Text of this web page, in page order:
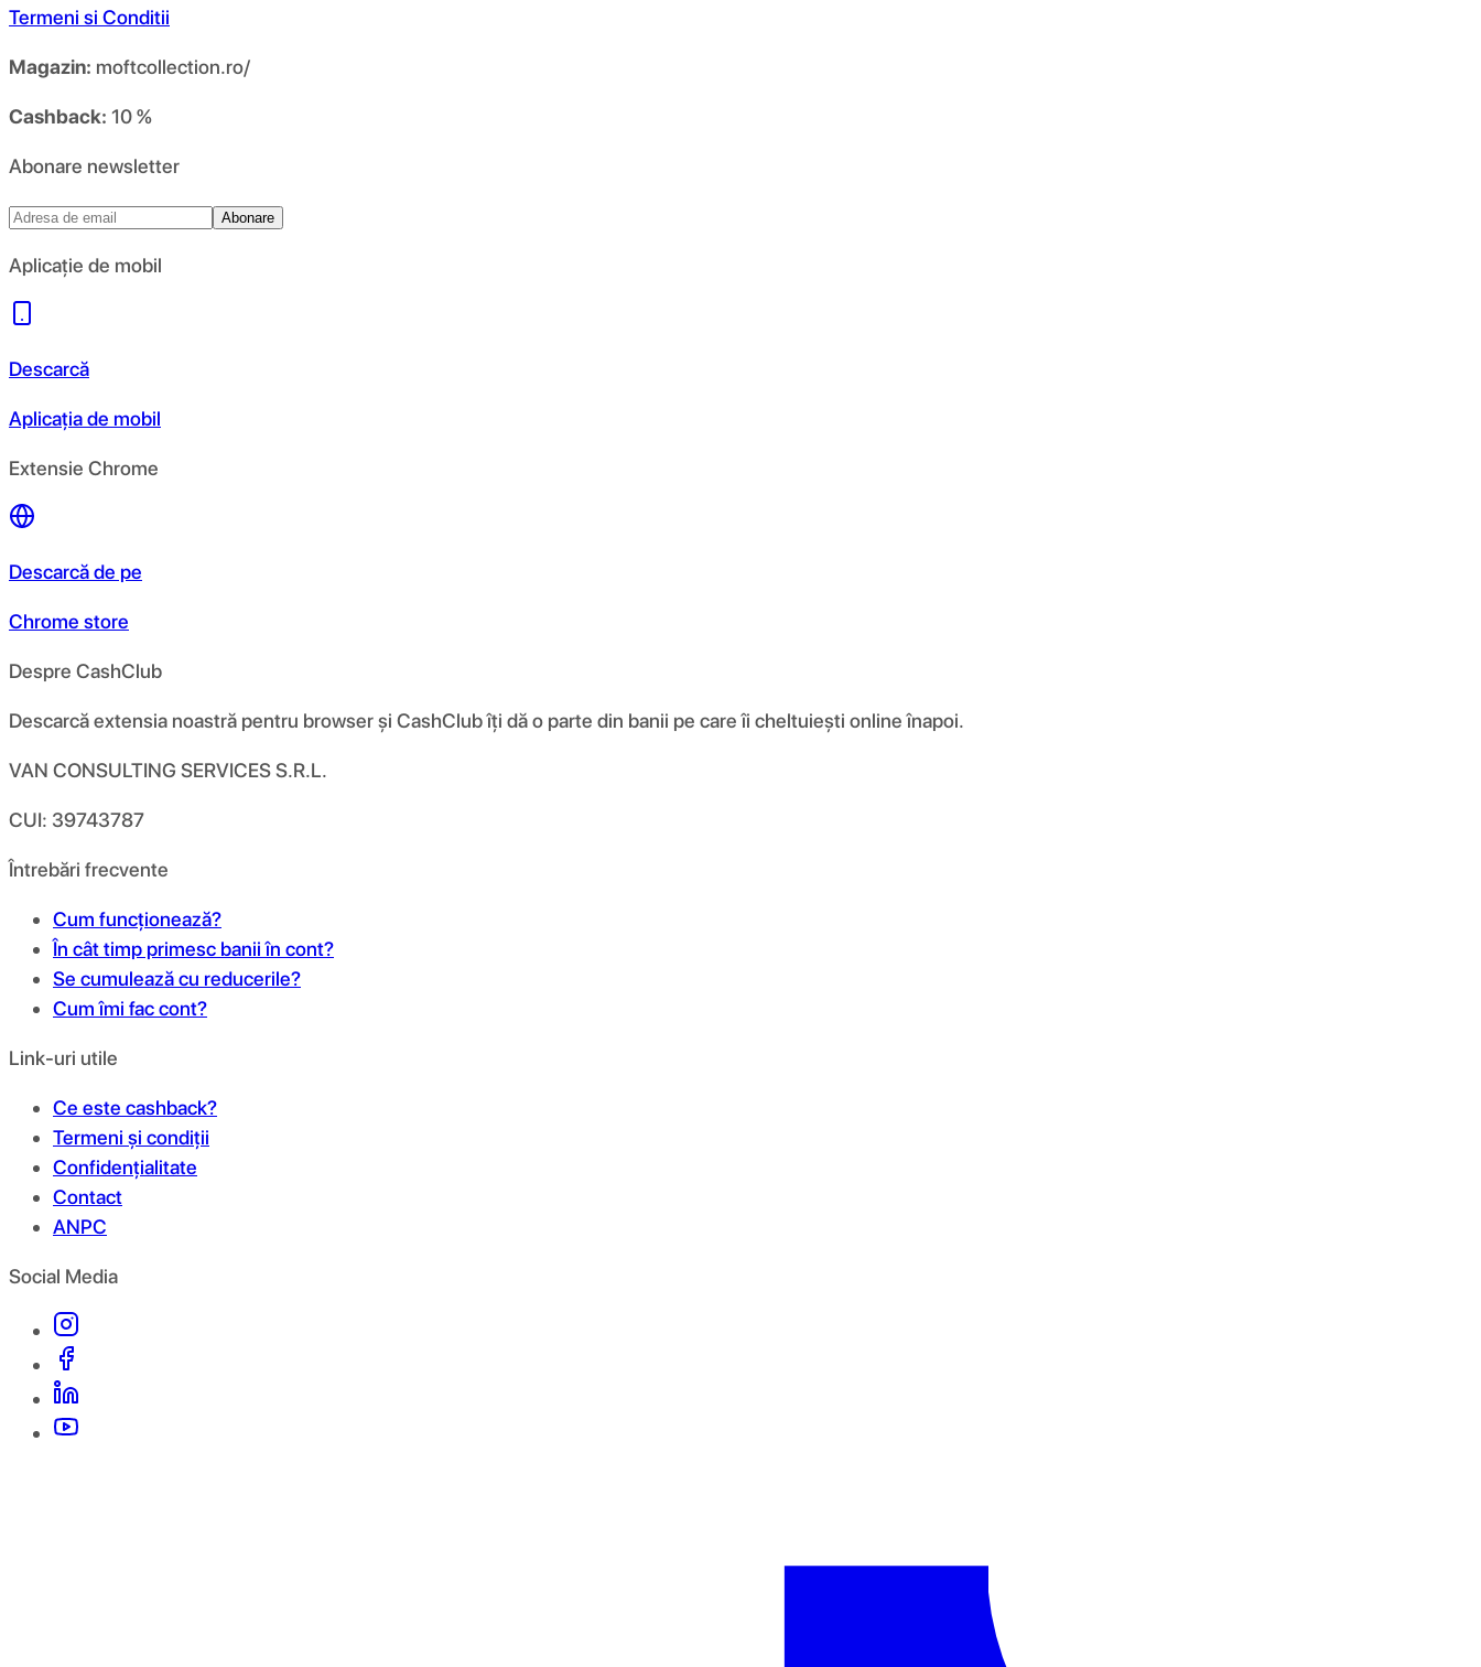
Termeni si Conditii
Magazin: moftcollection.ro/
Cashback: 10 %
Abonare newsletter
Abonare
Aplicație de mobil
Descarcă
Aplicația de mobil
Extensie Chrome
Descarcă de pe
Chrome store
Despre CashClub
Descarcă extensia noastră pentru browser și CashClub îți dă o parte din banii pe care îi cheltuiești online înapoi.
VAN CONSULTING SERVICES S.R.L.
CUI: 39743787
Întrebări frecvente
Cum funcționează?
În cât timp primesc banii în cont?
Se cumulează cu reducerile?
Cum îmi fac cont?
Link-uri utile
Ce este cashback?
Termeni și condiții
Confidențialitate
Contact
ANPC
Social Media